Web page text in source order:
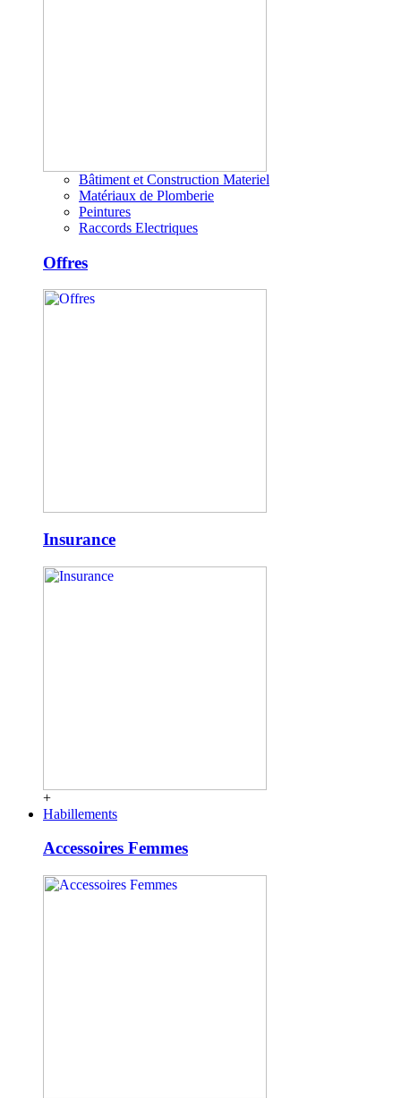
Bâtiment et Construction Materiel
Matériaux de Plomberie
Peintures
Raccords Electriques
Offres
Insurance
+
Habillements
Accessoires Femmes